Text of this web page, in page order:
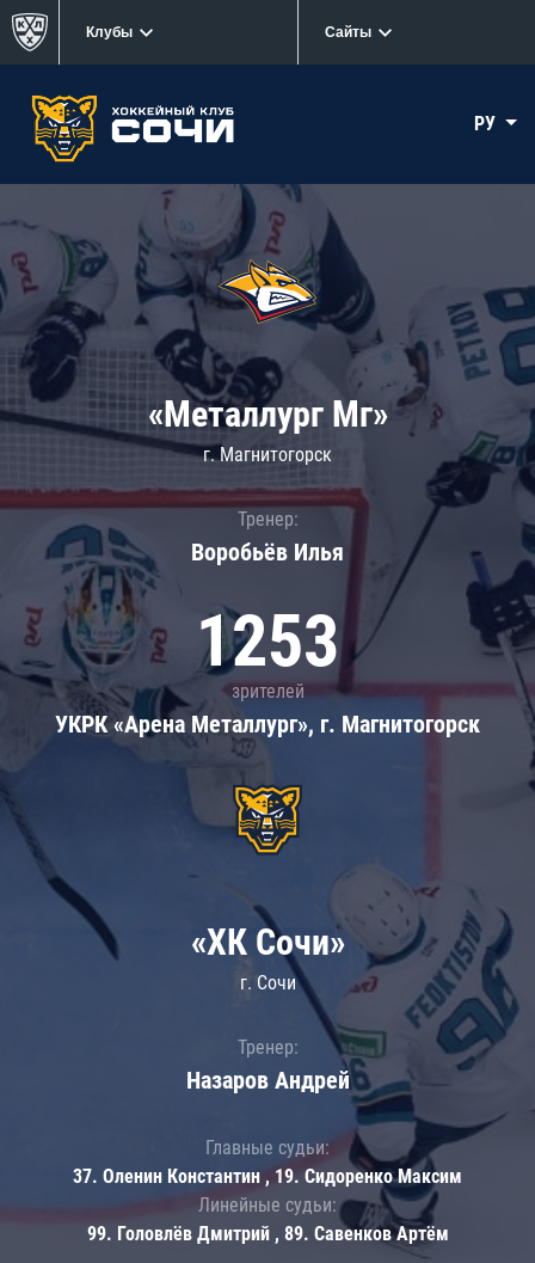
Клубы Сайты
РУ
«Металлург Мг»
г. Магнитогорск
Тренер:
Воробьёв Илья
1253
зрителей
УКРК «Арена Металлург», г. Магнитогорск
«ХК Сочи»
г. Сочи
Тренер:
Назаров Андрей
Главные судьи:
37. Оленин Константин , 19. Сидоренко Максим
Линейные судьи:
99. Головлёв Дмитрий , 89. Савенков Артём